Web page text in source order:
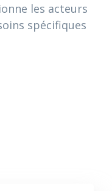
les acteurs
spécifiques